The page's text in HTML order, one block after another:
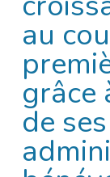
au
grâce
de